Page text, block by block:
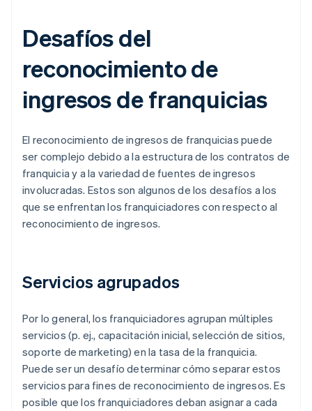
Desafíos del
reconocimiento de
ingresos de franquicias
El reconocimiento de ingresos de franquicias puede
ser complejo debido a la estructura de los contratos de
franquicia y a la variedad de fuentes de ingresos
involucradas. Estos son algunos de los desafíos a los
que se enfrentan los franquiciadores con respecto al
reconocimiento de ingresos.
Servicios agrupados
Por lo general, los franquiciadores agrupan múltiples
servicios (p. ej., capacitación inicial, selección de sitios,
soporte de marketing) en la tasa de la franquicia.
Puede ser un desafío determinar cómo separar estos
servicios para fines de reconocimiento de ingresos. Es
posible que los franquiciadores deban asignar a cada